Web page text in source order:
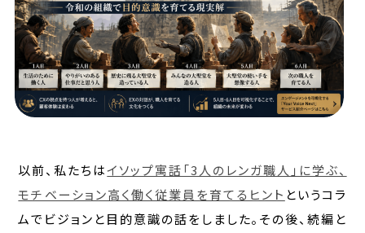
以前、私たちはイソップ寓話「3人のレンガ職人」に学ぶ、
モチベーション高く働く従業員を育てるヒント というコラ
ムでビジョンと目的意識の話をしました。その後、続編と